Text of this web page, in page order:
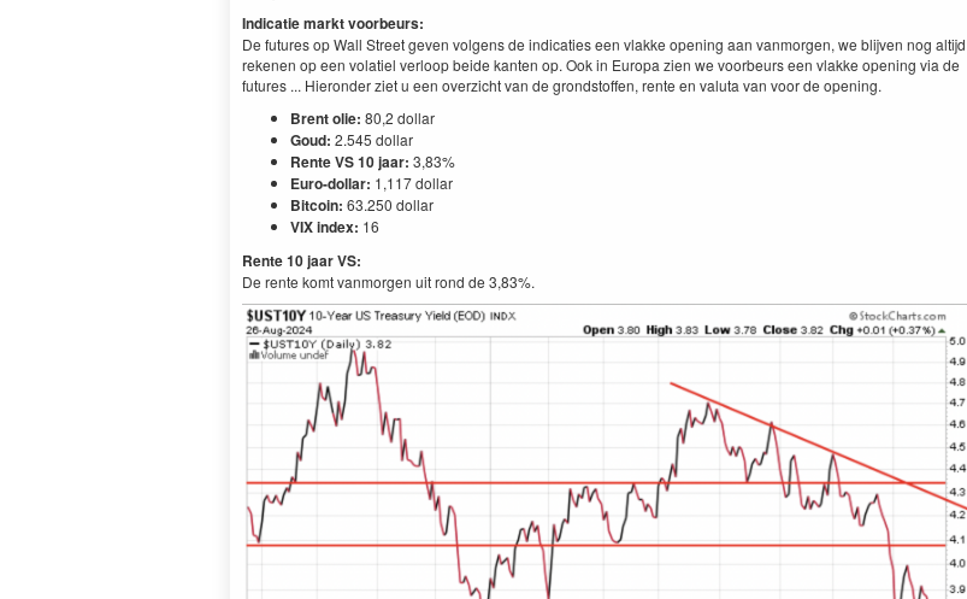
Indicatie markt voorbeurs:
De futures op Wall Street geven volgens de indicaties een vlakke opening aan vanmorgen, we blijven nog altijd
rekenen op een volatiel verloop beide kanten op. Ook in Europa zien we voorbeurs een vlakke opening via de
futures ... Hieronder ziet u een overzicht van de grondstoffen, rente en valuta van voor de opening.
Brent olie: 80,2 dollar
Goud: 2.545 dollar
Rente VS 10 jaar: 3,83%
Euro-dollar: 1,117 dollar
Bitcoin: 63.250 dollar
VIX index: 16
Rente 10 jaar VS:
De rente komt vanmorgen uit rond de 3,83%.